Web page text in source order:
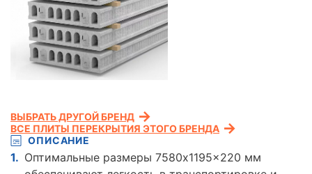
ОПИСАНИЕ
Оптимальные размеры 7580x1195x220 мм
ВЫБРАТЬ ДРУГОЙ БРЕНД
ВСЕ ПЛИТЫ ПЕРЕКРЫТИЯ ЭТОГО БРЕНДА